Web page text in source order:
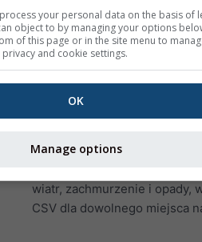
surowych danych.
nami, aby uzyskać więcej
informacji
(
zakupić za pomocą usługi
wiatr, zachmurzenie i opady,
CSV dla dowolnego miejsca
your personal data on the basis of
object to by managing your options
of this page or in the site menu to
and cookie settings.
OK
Manage options